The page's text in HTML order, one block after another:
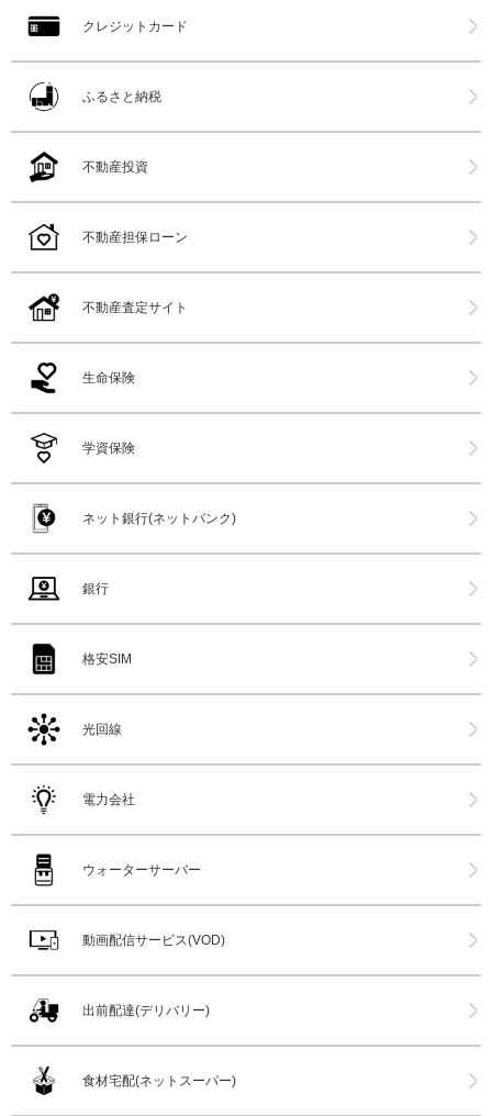
クレジットカード
ふるさと納税
不動産投資
不動産担保ローン
不動産査定サイト
生命保険
学資保険
ネット銀行(ネットバンク)
銀行
格安SIM
光回線
電力会社
ウォーターサーバー
動画配信サービス(VOD)
出前配達(デリバリー)
食材宅配(ネットスーパー)